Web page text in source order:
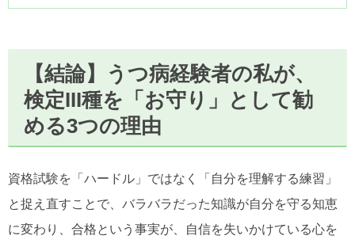
【結論】うつ病経験者の私が、
検定III種を「お守り」として勧
める3つの理由
資格試験を「ハードル」ではなく「自分を理解する練習」
と捉え直すことで、バラバラだった知識が自分を守る知恵
に変わり、合格という事実が、自信を失いかけている心を